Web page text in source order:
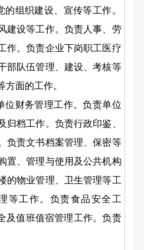
组织建设、宣传等工作。
建设等工作。负责人事、劳
作。负责企业下岗职工医疗
部队伍管理、建设、考核等
方面的工作。
财务管理工作。负责单位
归档工作。负责行政印鉴、
负责文书档案管理、保密等
置、管理与使用及公共机构
的物业管理、卫生管理等工
等工作。负责食品安全工
及值班值宿管理工作。负责